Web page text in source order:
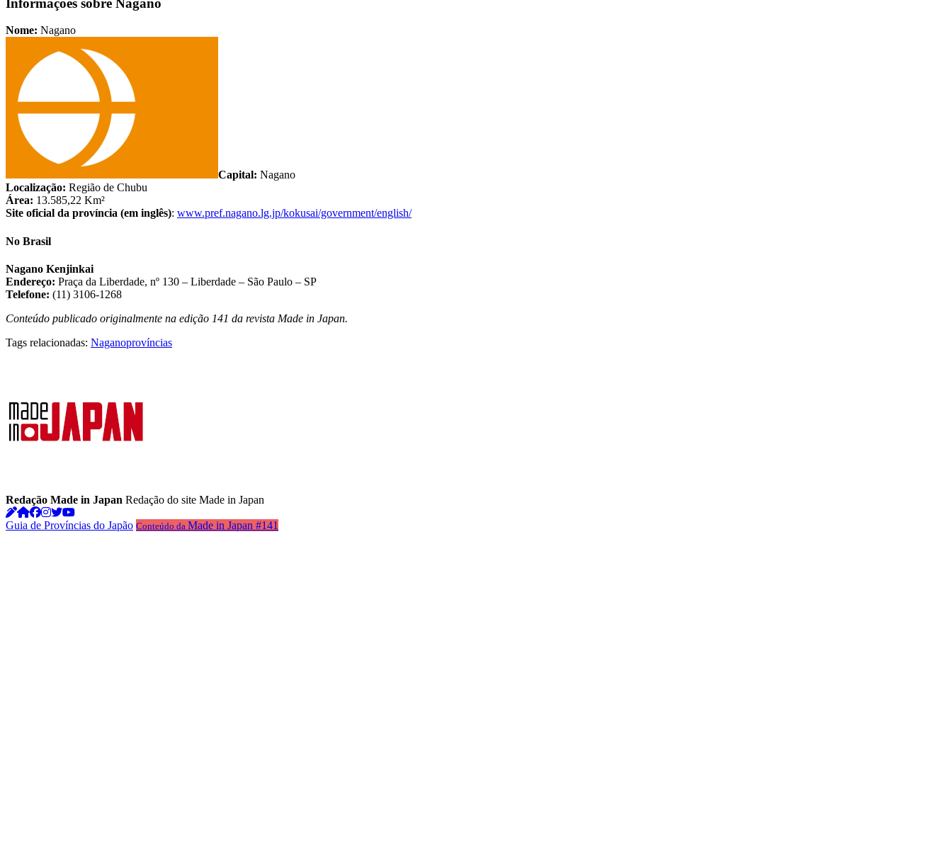
Nome: Nagano
Capital: Nagano
Localização: Região de Chubu
Área: 13.585,22 Km²
Site oficial da província (em inglês): www.pref.nagano.lg.jp/kokusai/government/english/
No Brasil
Nagano Kenjinkai
Endereço: Praça da Liberdade, nº 130 – Liberdade – São Paulo – SP
Telefone: (11) 3106-1268
Conteúdo publicado originalmente na edição 141 da revista Made in Japan.
Tags relacionadas: Naganoprovíncias
Redação Made in Japan Redação do site Made in Japan
Guia de Províncias do Japão Conteúdo da Made in Japan #141